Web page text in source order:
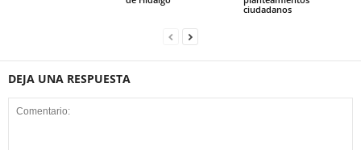
ciudadanos
DEJA UNA RESPUESTA